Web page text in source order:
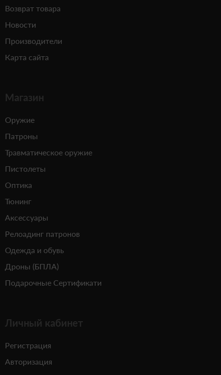
Возврат товара
Новости
Производители
Карта сайта
Магазин
Оружие
Патроны
Травматическое оружие
Пистолеты
Оптика
Тюнинг
Аксессуары
Релоадинг патронов
Одежда и обувь
Дроны (БПЛА)
Подарочные Сертификати
Личный кабинет
Регистрация
Авторизация